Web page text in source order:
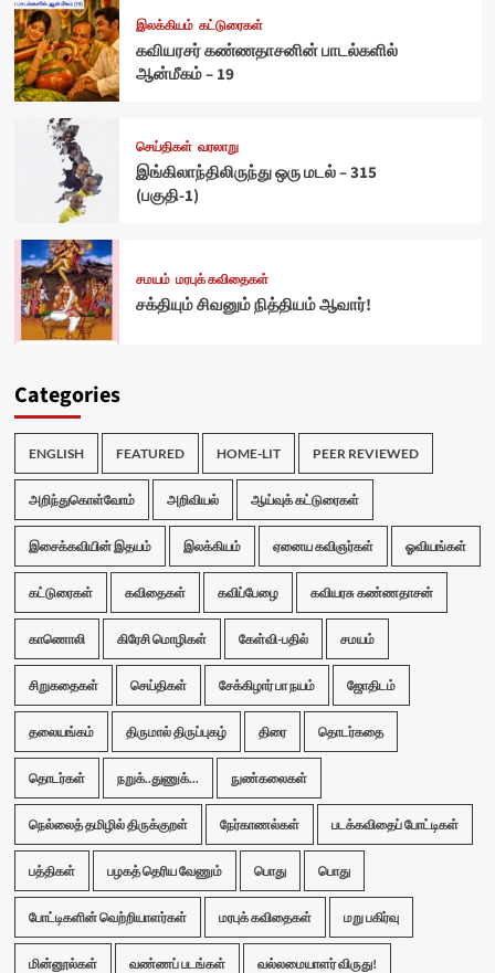
இலக்கியம் கட்டுரைகள்
கவியரசர் கண்ணதாசனின் பாடல்களில்
ஆன்மீகம் – 19
செய்திகள் வரலாறு
இங்கிலாந்திலிருந்து ஒரு மடல் – 315
(பகுதி-1)
சமயம் மரபுக் கவிதைகள்
சக்தியும் சிவனும் நித்தியம் ஆவார்!
Categories
ENGLISH FEATURED HOME-LIT PEER REVIEWED
அறிந்துகொள்வோம் அறிவியல் ஆய்வுக் கட்டுரைகள்
இசைக்கவியின் இதயம் இலக்கியம் ஏனைய கவிஞர்கள் ஓவியங்கள்
கட்டுரைகள் கவிதைகள் கவிப்பேழை கவியரசு கண்ணதாசன்
காணொலி கிரேசி மொழிகள் கேள்வி-பதில் சமயம்
சிறுகதைகள் செய்திகள் சேக்கிழார் பா நயம் ஜோதிடம்
தலையங்கம் திருமால் திருப்புகழ் திரை தொடர்கதை
தொடர்கள் நறுக்..துணுக்... நுண்கலைகள்
நெல்லைத் தமிழில் திருக்குறள் நேர்காணல்கள் படக்கவிதைப் போட்டிகள்
பத்திகள் பழகத் தெரிய வேணும் பொது பொது
போட்டிகளின் வெற்றியாளர்கள் மரபுக் கவிதைகள் மறு பகிர்வு
மின்னூல்கள் வண்ணப் படங்கள் வல்லமையாளர் விருது!